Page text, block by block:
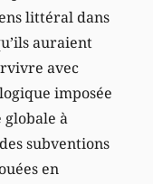
littéral dans
auraient
avec
imposée
à
subventions
en